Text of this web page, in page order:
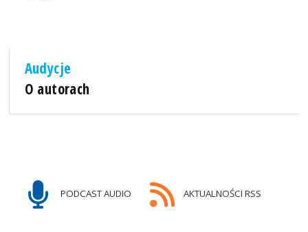
Audycje
O autorach
PODCAST AUDIO AKTUALNOŚCI RSS